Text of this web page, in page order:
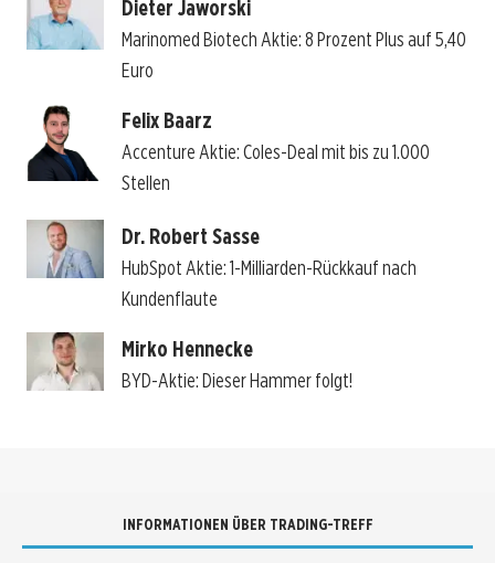
Dieter Jaworski
Marinomed Biotech Aktie: 8 Prozent Plus auf 5,40
Euro
Felix Baarz
Accenture Aktie: Coles-Deal mit bis zu 1.000
Stellen
Dr. Robert Sasse
HubSpot Aktie: 1-Milliarden-Rückkauf nach
Kundenflaute
Mirko Hennecke
BYD-Aktie: Dieser Hammer folgt!
INFORMATIONEN ÜBER TRADING-TREFF